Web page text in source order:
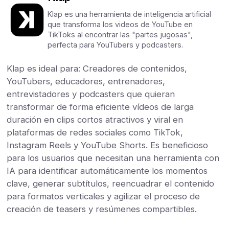
Klap es una herramienta de inteligencia artificial
que transforma los videos de YouTube en
TikToks al encontrar las "partes jugosas",
perfecta para YouTubers y podcasters.
Klap es ideal para: Creadores de contenidos,
YouTubers, educadores, entrenadores,
entrevistadores y podcasters que quieran
transformar de forma eficiente vídeos de larga
duración en clips cortos atractivos y viral en
plataformas de redes sociales como TikTok,
Instagram Reels y YouTube Shorts. Es beneficioso
para los usuarios que necesitan una herramienta con
IA para identificar automáticamente los momentos
clave, generar subtítulos, reencuadrar el contenido
para formatos verticales y agilizar el proceso de
creación de teasers y resúmenes compartibles.